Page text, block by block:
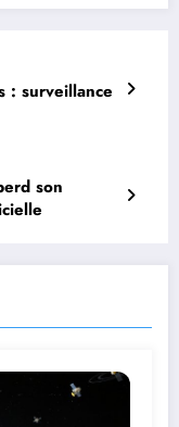
: surveillance
son